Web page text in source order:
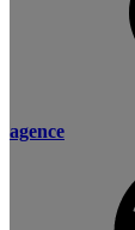
agence